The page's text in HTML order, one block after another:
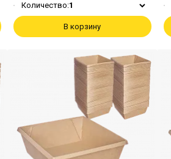
Количество:1
В корзину